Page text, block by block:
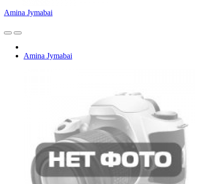
Amina Jymabai
Amina Jymabai